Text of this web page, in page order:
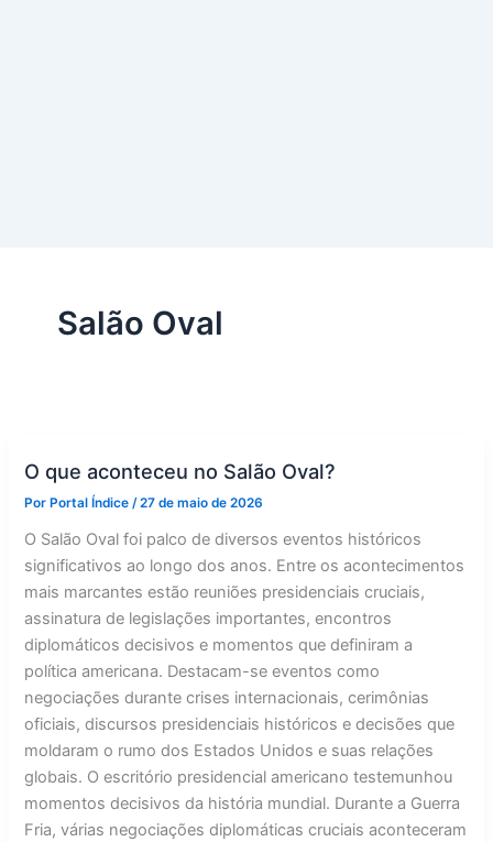
Salão Oval
O que aconteceu no Salão Oval?
Por Portal Índice/27 de maio de 2026
O Salão Oval foi palco de diversos eventos históricos
significativos ao longo dos anos. Entre os acontecimentos
mais marcantes estão reuniões presidenciais cruciais,
assinatura de legislações importantes, encontros
diplomáticos decisivos e momentos que definiram a
política americana. Destacam-se eventos como
negociações durante crises internacionais, cerimônias
oficiais, discursos presidenciais históricos e decisões que
moldaram o rumo dos Estados Unidos e suas relações
globais. O escritório presidencial americano testemunhou
momentos decisivos da história mundial. Durante a Guerra
Fria, várias negociações diplomáticas cruciais aconteceram